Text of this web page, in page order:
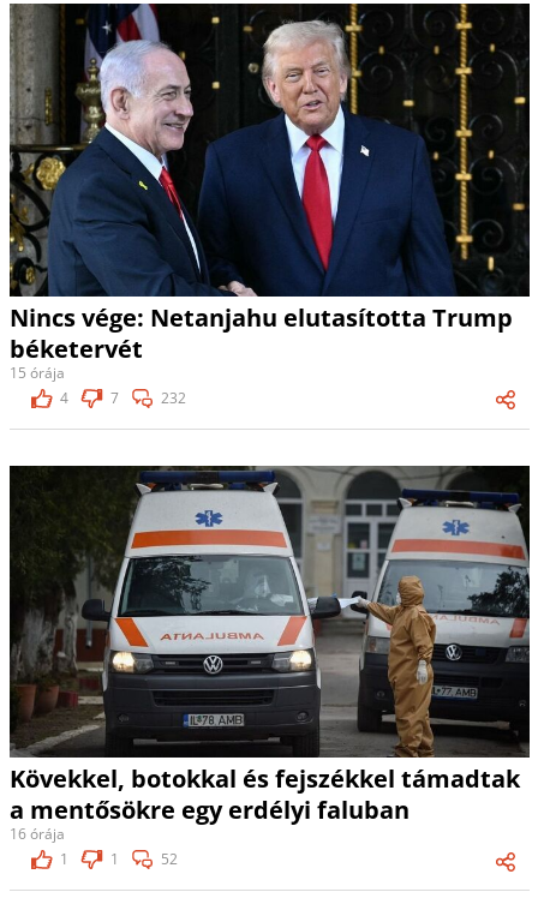
Nincs vége: Netanjahu elutasította Trump
béketervét
15 órája
4
7 232
Kövekkel, botokkal és fejszékkel támadtak
a mentősökre egy erdélyi faluban
16 órája
1
1 52